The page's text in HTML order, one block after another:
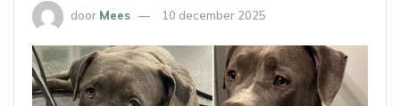
door Mees 10 december 2025